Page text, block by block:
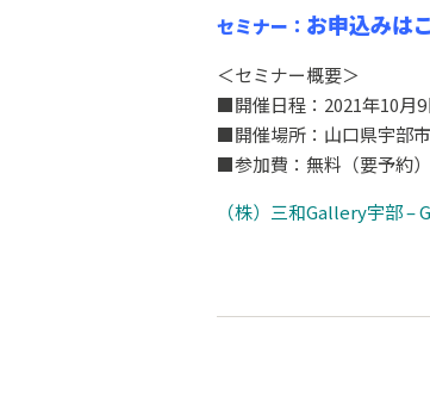
セミナー： お申込みは
＜セミナー概要＞
■開催日程：2021年10月9
■開催場所：山口県宇部
■参加費：無料（要予約）
（株）三和Gallery宇部 –